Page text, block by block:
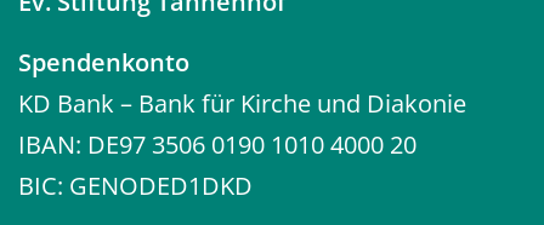
Spendenkonto
KD Bank – Bank für Kirche und Diakonie
IBAN: DE97 3506 0190 1010 4000 20
BIC: GENODED1DKD